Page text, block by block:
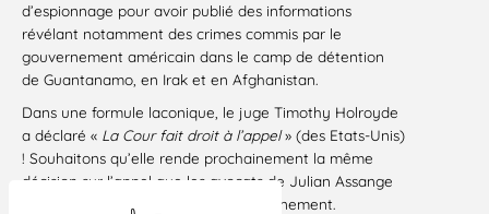
d’espionnage pour avoir publié des informations
révélant notamment des crimes commis par le
gouvernement américain dans le camp de détention
de Guantanamo, en Irak et en Afghanistan.
Dans une formule laconique, le juge Timothy Holroyde
a déclaré « La Cour fait droit à l’appel» (des Etats-Unis)
! Souhaitons qu’elle rende prochainement la même
décision sur l’appel que les avocats de Julian Assange
devraient à leur tour déposer prochainement.